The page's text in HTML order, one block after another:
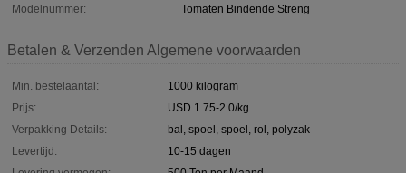
Modelnummer:
Tomaten Bindende Streng
Betalen & Verzenden Algemene voorwaarden
Min. bestelaantal:
1000 kilogram
Prijs:
USD 1.75-2.0/kg
Verpakking Details:
bal, spoel, spoel, rol, polyzak
Levertijd:
10-15 dagen